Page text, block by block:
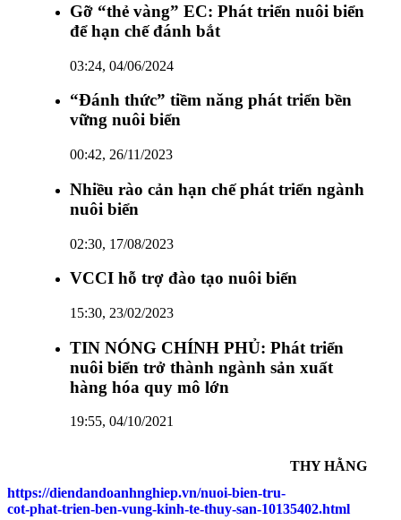
Gỡ “thẻ vàng” EC: Phát triển nuôi biển
để hạn chế đánh bắt
03:24, 04/06/2024
“Đánh thức” tiềm năng phát triển bền
vững nuôi biển
00:42, 26/11/2023
Nhiều rào cản hạn chế phát triển ngành
nuôi biển
02:30, 17/08/2023
VCCI hỗ trợ đào tạo nuôi biển
15:30, 23/02/2023
TIN NÓNG CHÍNH PHỦ: Phát triển
nuôi biển trở thành ngành sản xuất
hàng hóa quy mô lớn
19:55, 04/10/2021
THY HẰNG
https://diendandoanhnghiep.vn/nuoi-bien-tru-
cot-phat-trien-ben-vung-kinh-te-thuy-san-10135402.html